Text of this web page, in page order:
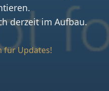
derzeit im Aufbau.
für Updates!